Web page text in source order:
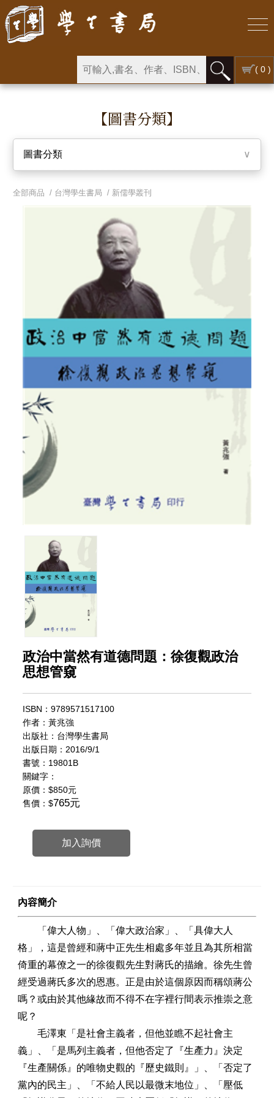
( 0 )
【圖書分類】
圖書分類 ∨
全部商品 / 台灣學生書局 / 新儒學叢刊
政治中當然有道德問題：徐復觀政治
思想管窺
ISBN：9789571517100
作者：黃兆強
出版社：台灣學生書局
出版日期：2016/9/1
書號：19801B
關鍵字：
原價：$850元
售價：$765元
加入詢價
內容簡介
「偉大人物」、「偉大政治家」、「具偉大人
格」，這是曾經和蔣中正先生相處多年並且為其所相當
倚重的幕僚之一的徐復觀先生對蔣氏的描繪。徐先生曾
經受過蔣氏多次的恩惠。正是由於這個原因而稱頌蔣公
嗎？或由於其他緣故而不得不在字裡行間表示推崇之意
呢？
毛澤東「是社會主義者，但他並瞧不起社會主
義」、「是馬列主義者，但他否定了『生產力』決定
『生產關係』的唯物史觀的『歷史鐵則』」、「否定了
黨內的民主」、「不給人民以最微末地位」、「壓低